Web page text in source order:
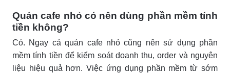
Quán cafe nhỏ có nên dùng phần mềm tính
tiền không?
Có. Ngay cả quán cafe nhỏ cũng nên sử dụng phần
mềm tính tiền để kiểm soát doanh thu, order và nguyên
liệu hiệu quả hơn. Việc ứng dụng phần mềm từ sớm